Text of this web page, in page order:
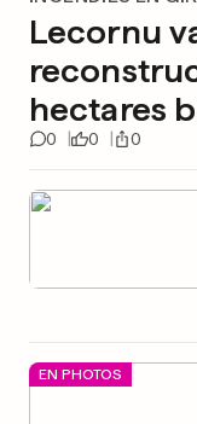
Lecornu
hectares
0 0 0
EN PHOTOS